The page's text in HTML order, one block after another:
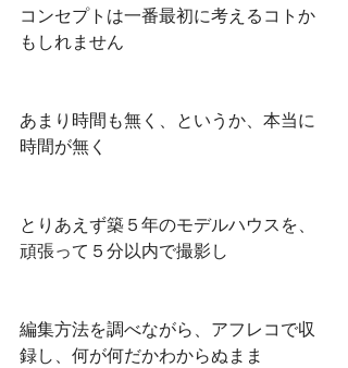
コンセプトは一番最初に考えるコトか
もしれません
あまり時間も無く、というか、本当に
時間が無く
とりあえず築５年のモデルハウスを、
頑張って５分以内で撮影し
編集方法を調べながら、アフレコで収
録し、何が何だかわからぬまま